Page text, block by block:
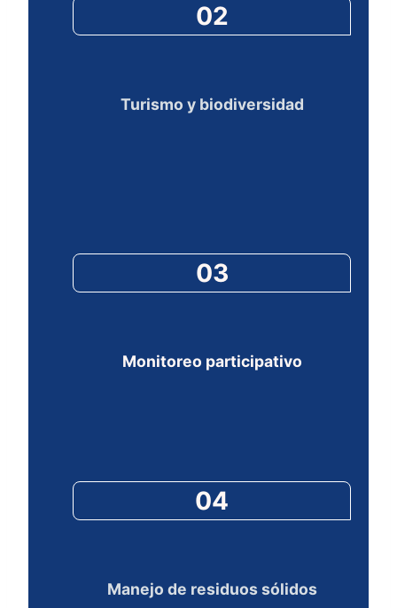
02
Turismo y biodiversidad
03
Monitoreo participativo
04
Manejo de residuos sólidos